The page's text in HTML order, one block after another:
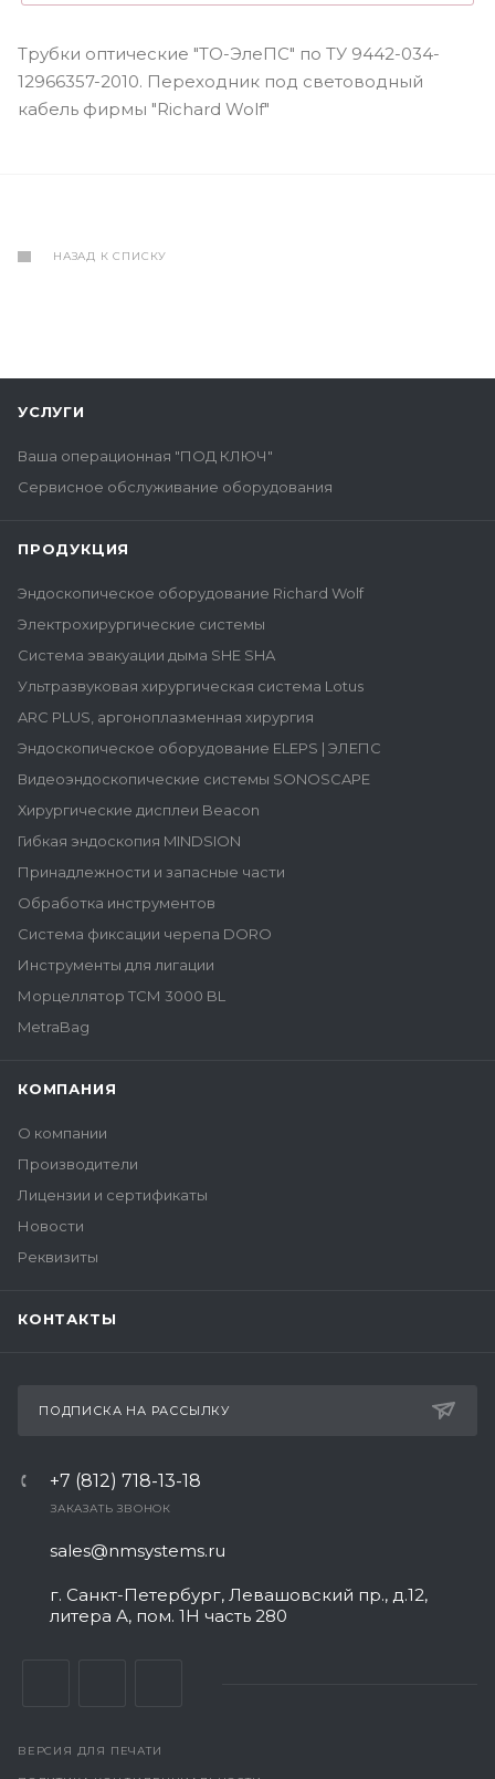
Трубки оптические "ТО-ЭлеПС" по ТУ 9442-034-
12966357-2010. Переходник под световодный
кабель фирмы "Richard Wolf"
НАЗАД К СПИСКУ
УСЛУГИ
Ваша операционная "ПОД КЛЮЧ"
Сервисное обслуживание оборудования
ПРОДУКЦИЯ
Эндоскопическое оборудование Richard Wolf
Электрохирургические системы
Система эвакуации дыма SHE SHA
Ультразвуковая хирургическая система Lotus
ARC PLUS, аргоноплазменная хирургия
Эндоскопическое оборудование ELEPS | ЭЛЕПС
Видеоэндоскопические системы SONOSCAPE
Хирургические дисплеи Beacon
Гибкая эндоскопия MINDSION
Принадлежности и запасные части
Обработка инструментов
Система фиксации черепа DORO
Инструменты для лигации
Морцеллятор ТСМ 3000 BL
MetraBag
КОМПАНИЯ
О компании
Производители
Лицензии и сертификаты
Новости
Реквизиты
КОНТАКТЫ
ПОДПИСКА НА РАССЫЛКУ
+7 (812) 718-13-18
ЗАКАЗАТЬ ЗВОНОК
sales@nmsystems.ru
г. Санкт-Петербург, Левашовский пр., д.12,
литера А, пом. 1Н часть 280
ВЕРСИЯ ДЛЯ ПЕЧАТИ